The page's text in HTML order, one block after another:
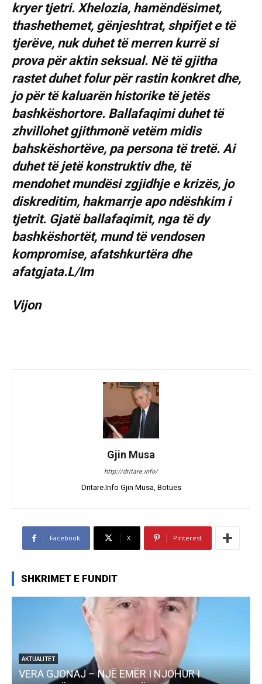
kryer tjetri. Xhelozia, hamëndësimet,
thashethemet, gënjeshtrat, shpifjet e të
tjerëve, nuk duhet të merren kurrë si
prova për aktin seksual. Në të gjitha
rastet duhet folur për rastin konkret dhe,
jo për të kaluarën historike të jetës
bashkëshortore. Ballafaqimi duhet të
zhvillohet gjithmonë vetëm midis
bahskëshortëve, pa persona të tretë. Ai
duhet të jetë konstruktiv dhe, të
mendohet mundësi zgjidhje e krizës, jo
diskreditim, hakmarrje apo ndëshkim i
tjetrit. Gjatë ballafaqimit, nga të dy
bashkëshortët, mund të vendosen
kompromise, afatshkurtëra dhe
afatgjata.L/Im
Vijon
Gjin Musa
http://dritare.info/
Dritare.Info Gjin Musa, Botues
Facebook X Pinterest
SHKRIMET E FUNDIT
AKTUALITET